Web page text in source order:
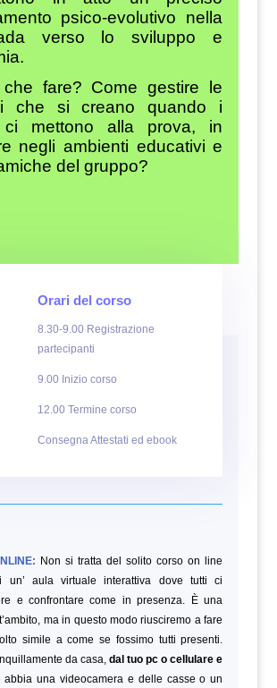
psico-evolutivo nella
verso lo sviluppo e
fare? Come gestire le
che si creano quando i
ci mettono alla prova, in
negli ambienti educativi e
del gruppo?
Orari del corso
8.30-9.00 Registrazione
partecipanti
9.00 Inizio corso
12.00 Termine corso
Consegna Attestati ed ebook
Non si tratta del solito corso on line
un’ aula virtuale interattiva dove tutti ci
e confrontare come in presenza. È una
ma in questo modo riusciremo a fare
simile a come se fossimo tutti presenti.
da casa, dal tuo pc o cellulare e
una videocamera e delle casse o un